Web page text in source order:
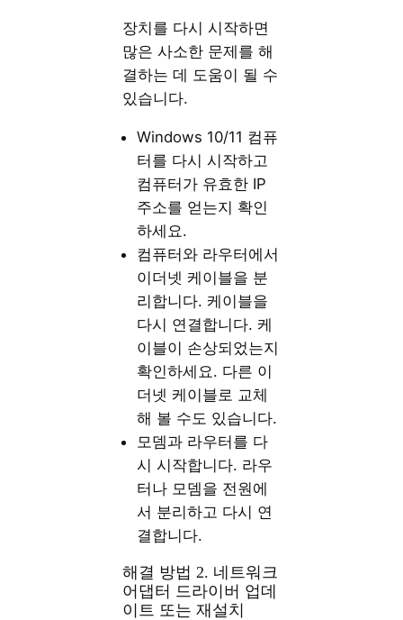
장치를 다시 시작하면
많은 사소한 문제를 해
결하는 데 도움이 될 수
있습니다.
Windows 10/11 컴퓨
터를 다시 시작하고
컴퓨터가 유효한 IP
주소를 얻는지 확인
하세요.
컴퓨터와 라우터에서
이더넷 케이블을 분
리합니다. 케이블을
다시 연결합니다. 케
이블이 손상되었는지
확인하세요. 다른 이
더넷 케이블로 교체
해 볼 수도 있습니다.
모뎀과 라우터를 다
시 시작합니다. 라우
터나 모뎀을 전원에
서 분리하고 다시 연
결합니다.
해결 방법 2. 네트워크
어댑터 드라이버 업데
이트 또는 재설치